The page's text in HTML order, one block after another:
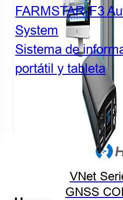
VNet
GNSS
FARMSTAR-F3
System
Sistema de
portátil y tableta